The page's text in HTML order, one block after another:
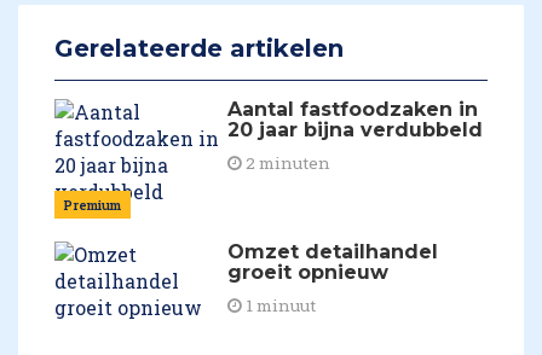
Gerelateerde artikelen
Premium
Aantal fastfoodzaken in
20 jaar bijna verdubbeld
2 minuten
Omzet detailhandel
groeit opnieuw
1 minuut